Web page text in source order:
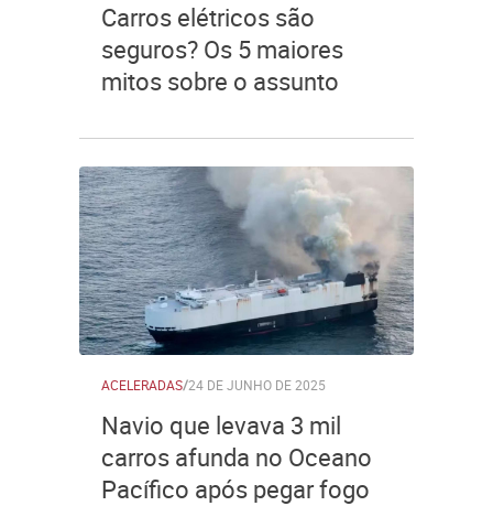
Carros elétricos são
seguros? Os 5 maiores
mitos sobre o assunto
ACELERADAS/24 DE JUNHO DE 2025
Navio que levava 3 mil
carros afunda no Oceano
Pacífico após pegar fogo